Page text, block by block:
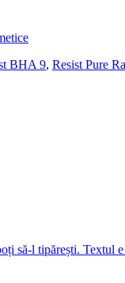
BHA 9, Resist Pure
să-l tipărești. Textul